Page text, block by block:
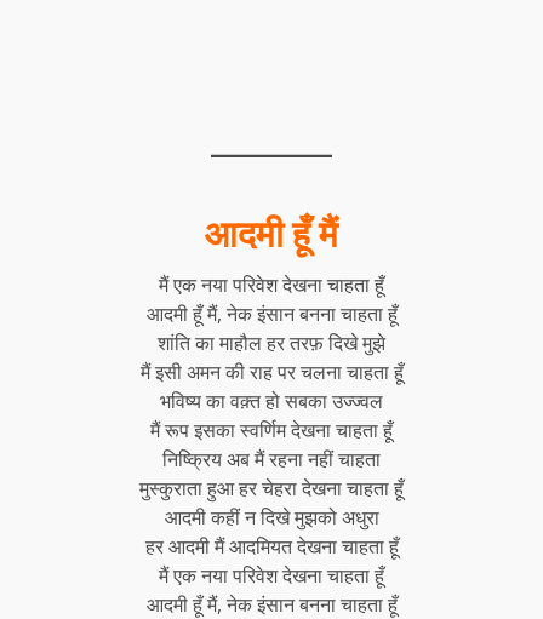
आदमी हूँ मैं
मैं एक नया परिवेश देखना चाहता हूँ
आदमी हूँ मैं, नेक इंसान बनना चाहता हूँ
शांति का माहौल हर तरफ़ दिखे मुझे
मैं इसी अमन की राह पर चलना चाहता हूँ
भविष्य का वक़्त हो सबका उज्ज्वल
मैं रूप इसका स्वर्णिम देखना चाहता हूँ
निष्क्रिय अब मैं रहना नहीं चाहता
मुस्कुराता हुआ हर चेहरा देखना चाहता हूँ
आदमी कहीं न दिखे मुझको अधुरा
हर आदमी मैं आदमियत देखना चाहता हूँ
मैं एक नया परिवेश देखना चाहता हूँ
आदमी हूँ मैं, नेक इंसान बनना चाहता हूँ